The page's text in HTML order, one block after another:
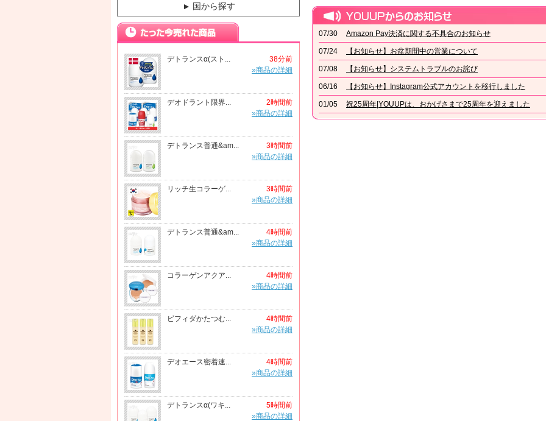
▼ 国から探す
デトランスα(スト...
38分前
»商品の詳細
デオドラント限界...
2時間前
»商品の詳細
デトランス普通&am...
3時間前
»商品の詳細
リッチ生コラーゲ...
3時間前
»商品の詳細
デトランス普通&am...
4時間前
»商品の詳細
コラーゲンアクア...
4時間前
»商品の詳細
ビフィダかたつむ...
4時間前
»商品の詳細
デオエース密着速...
4時間前
»商品の詳細
デトランスα(ワキ...
5時間前
»商品の詳細
07/30 Amazon Pay決済に関する不具合のお知らせ
07/24 【お知らせ】お盆期間中の営業について
07/08 【お知らせ】システムトラブルのお詫び
06/16 【お知らせ】Instagram公式アカウントを移行しました
01/05 祝25周年|YOUUPは、おかげさまで25周年を迎えました